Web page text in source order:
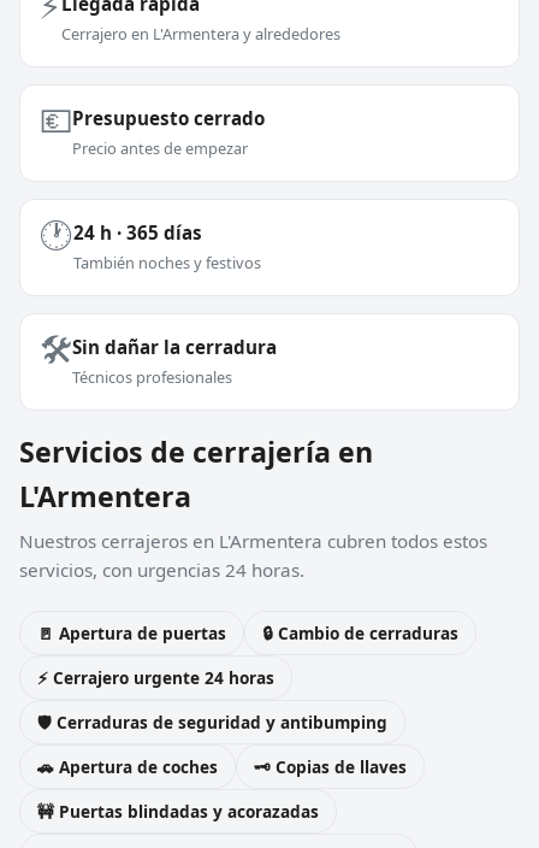
Cerrajero en L'Armentera y alrededores
💶Presupuesto cerrado
Precio antes de empezar
🕐24 h · 365 días
También noches y festivos
🛠️Sin dañar la cerradura
Técnicos profesionales
Servicios de cerrajería en
L'Armentera
Nuestros cerrajeros en L'Armentera cubren todos estos
servicios, con urgencias 24 horas.
🚪 Apertura de puertas
🔒 Cambio de cerraduras
⚡ Cerrajero urgente 24 horas
🛡️ Cerraduras de seguridad y antibumping
🚗 Apertura de coches
🗝️ Copias de llaves
🚧 Puertas blindadas y acorazadas